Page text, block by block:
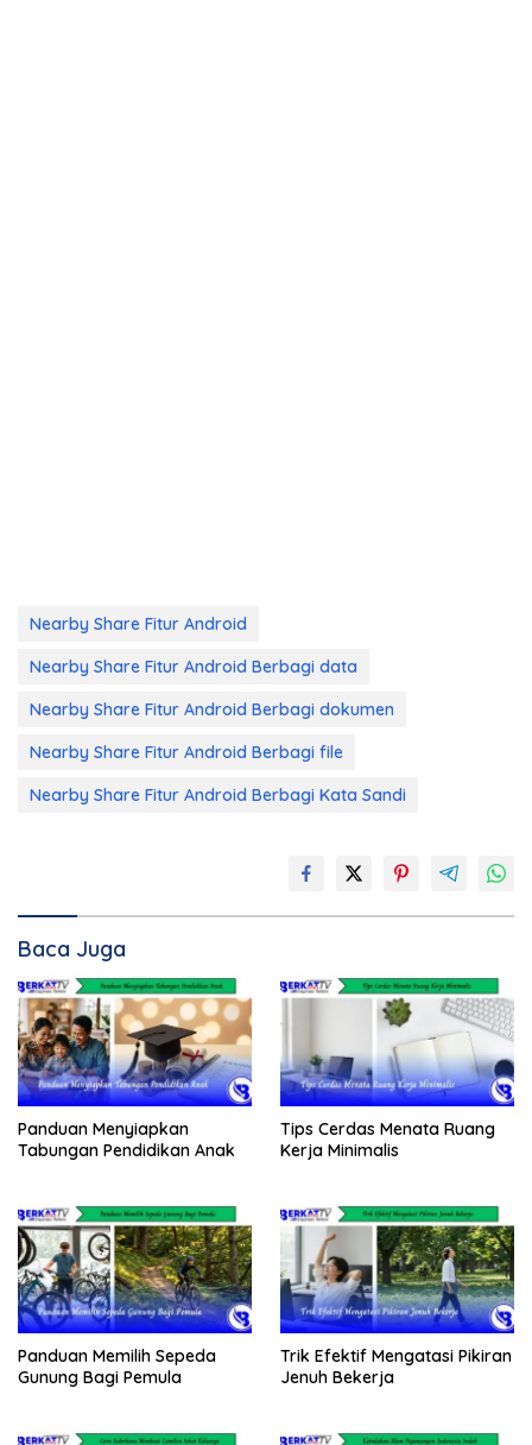
Nearby Share Fitur Android
Nearby Share Fitur Android Berbagi data
Nearby Share Fitur Android Berbagi dokumen
Nearby Share Fitur Android Berbagi file
Nearby Share Fitur Android Berbagi Kata Sandi
Baca Juga
Panduan Menyiapkan
Tabungan Pendidikan Anak
Tips Cerdas Menata Ruang
Kerja Minimalis
Panduan Memilih Sepeda
Gunung Bagi Pemula
Trik Efektif Mengatasi Pikiran
Jenuh Bekerja